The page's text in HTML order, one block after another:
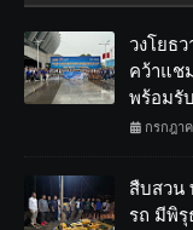
วงโยธ
คว้าแช
พร้อมรั
กรกฎาค
สืบสวน
รถ มีพิ